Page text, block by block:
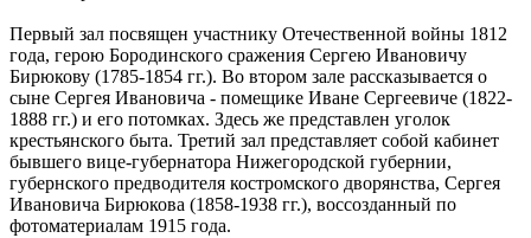
Первый зал посвящен участнику Отечественной войны 1812
года, герою Бородинского сражения Сергею Ивановичу
Бирюкову (1785-1854 гг.). Во втором зале рассказывается о
сыне Сергея Ивановича - помещике Иване Сергеевиче (1822-
1888 гг.) и его потомках. Здесь же представлен уголок
крестьянского быта. Третий зал представляет собой кабинет
бывшего вице-губернатора Нижегородской губернии,
губернского предводителя костромского дворянства, Сергея
Ивановича Бирюкова (1858-1938 гг.), воссозданный по
фотоматериалам 1915 года.